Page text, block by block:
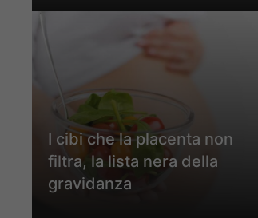
I cibi che la placenta non
filtra, la lista nera della
gravidanza